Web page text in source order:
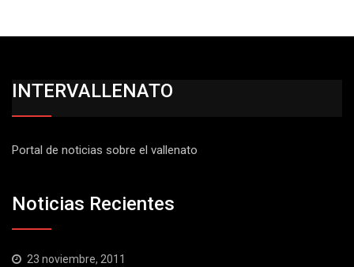
INTERVALLENATO
Portal de noticias sobre el vallenato
Noticias Recientes
23 noviembre, 2011